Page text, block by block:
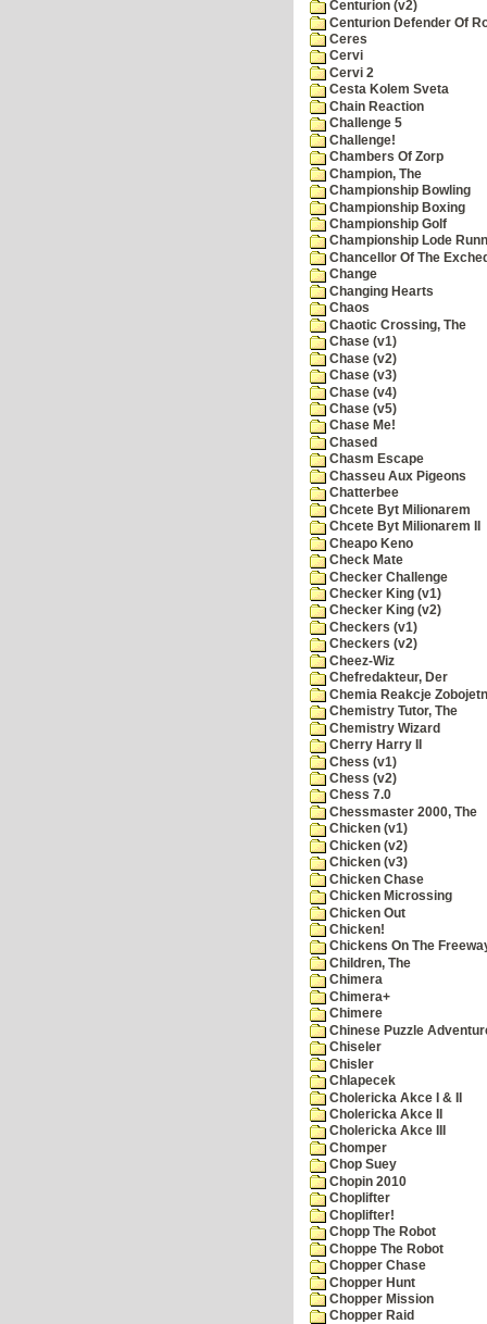
Centurion (v2)
Centurion Defender Of
Ceres
Cervi
Cervi 2
Cesta Kolem Sveta
Chain Reaction
Challenge 5
Challenge!
Chambers Of Zorp
Champion, The
Championship Bowling
Championship Boxing
Championship Golf
Championship Lode
Chancellor Of The
Change
Changing Hearts
Chaos
Chaotic Crossing, The
Chase (v1)
Chase (v2)
Chase (v3)
Chase (v4)
Chase (v5)
Chase Me!
Chased
Chasm Escape
Chasseu Aux Pigeons
Chatterbee
Chcete Byt Milionarem
Chcete Byt Milionarem II
Cheapo Keno
Check Mate
Checker Challenge
Checker King (v1)
Checker King (v2)
Checkers (v1)
Checkers (v2)
Cheez-Wiz
Chefredakteur, Der
Chemia Reakcje
Chemistry Tutor, The
Chemistry Wizard
Cherry Harry II
Chess (v1)
Chess (v2)
Chess 7.0
Chessmaster 2000, The
Chicken (v1)
Chicken (v2)
Chicken (v3)
Chicken Chase
Chicken Microssing
Chicken Out
Chicken!
Chickens On The
Children, The
Chimera
Chimera+
Chimere
Chinese Puzzle
Chiseler
Chisler
Chlapecek
Cholericka Akce I & II
Cholericka Akce II
Cholericka Akce III
Chomper
Chop Suey
Chopin 2010
Choplifter
Choplifter!
Chopp The Robot
Choppe The Robot
Chopper Chase
Chopper Hunt
Chopper Mission
Chopper Raid